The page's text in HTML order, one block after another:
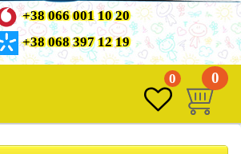
+38 066 001 10 20
+38 068 397 12 19
0 0